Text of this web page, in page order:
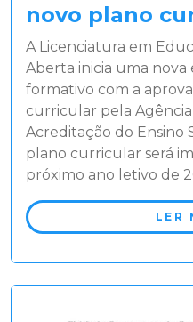
novo plano
A Licenciatura em
Aberta inicia uma
formativo com a
curricular pela
Acreditação do Ensino
plano curricular será
próximo ano letivo de
LER